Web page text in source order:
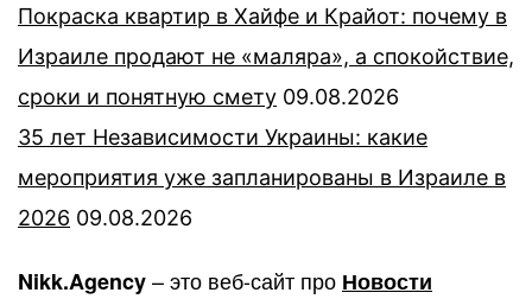
Покраска квартир в Хайфе и Крайот: почему в
Израиле продают не «маляра», а спокойствие,
сроки и понятную смету 09.08.2026
35 лет Независимости Украины: какие
мероприятия уже запланированы в Израиле в
2026 09.08.2026
Nikk.Agency– это веб-сайт про Новости